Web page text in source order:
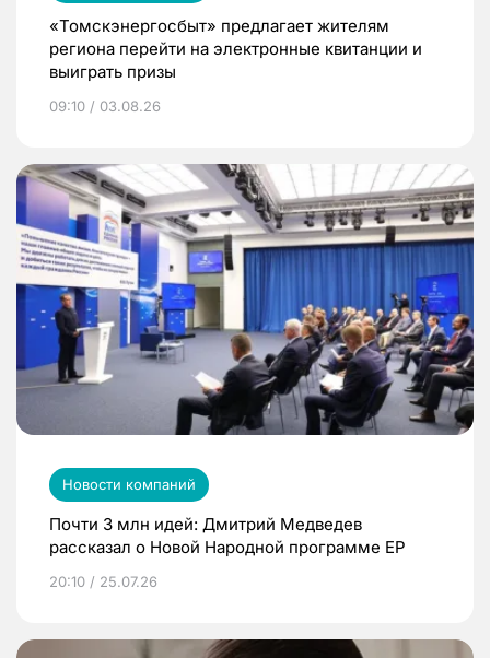
«Томскэнергосбыт» предлагает жителям
региона перейти на электронные квитанции и
выиграть призы
09:10 / 03.08.26
Новости компаний
Почти 3 млн идей: Дмитрий Медведев
рассказал о Новой Народной программе ЕР
20:10 / 25.07.26